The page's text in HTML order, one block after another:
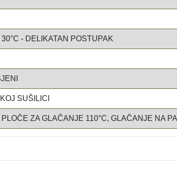
- DELIKATAN POSTUPAK
SUŠILICI
ZA GLAČANJE 110°C, GLAČANJE NA